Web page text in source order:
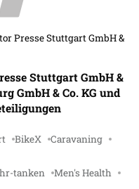
Presse Stuttgart GmbH &
Stuttgart GmbH &
GmbH & Co. KG und
BikeX Caravaning
tanken Men's Health